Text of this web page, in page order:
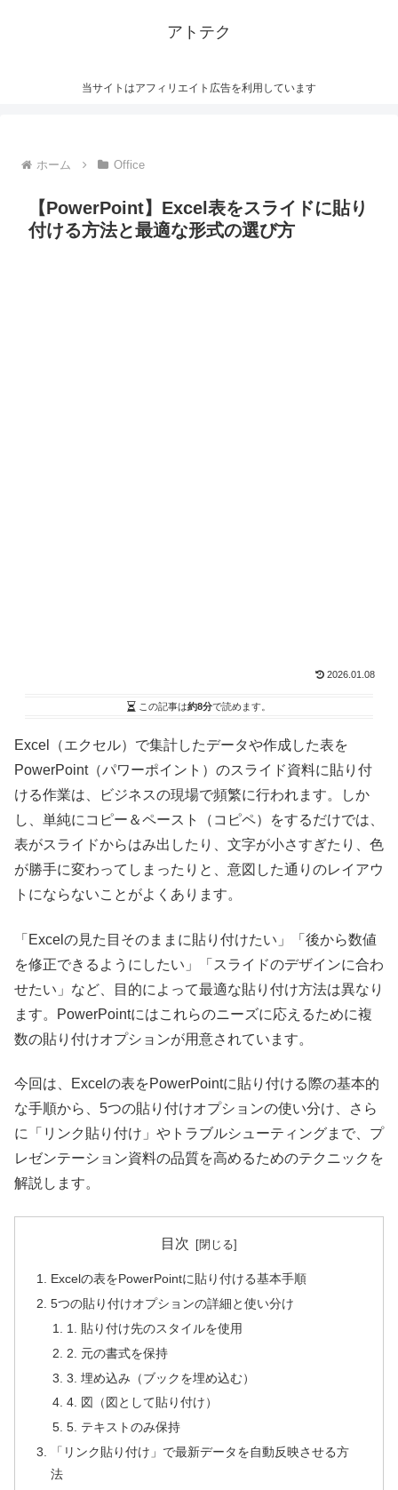
アトテク
当サイトはアフィリエイト広告を利用しています
ホーム Office
【PowerPoint】Excel表をスライドに貼り
付ける方法と最適な形式の選び方
2026.01.08
この記事は約8分で読めます。
Excel（エクセル）で集計したデータや作成した表を
PowerPoint（パワーポイント）のスライド資料に貼り付
ける作業は、ビジネスの現場で頻繁に行われます。しか
し、単純にコピー＆ペースト（コピペ）をするだけでは、
表がスライドからはみ出したり、文字が小さすぎたり、色
が勝手に変わってしまったりと、意図した通りのレイアウ
トにならないことがよくあります。
「Excelの見た目そのままに貼り付けたい」「後から数値
を修正できるようにしたい」「スライドのデザインに合わ
せたい」など、目的によって最適な貼り付け方法は異なり
ます。PowerPointにはこれらのニーズに応えるために複
数の貼り付けオプションが用意されています。
今回は、Excelの表をPowerPointに貼り付ける際の基本的
な手順から、5つの貼り付けオプションの使い分け、さら
に「リンク貼り付け」やトラブルシューティングまで、プ
レゼンテーション資料の品質を高めるためのテクニックを
解説します。
目次
Excelの表をPowerPointに貼り付ける基本手順
5つの貼り付けオプションの詳細と使い分け
1. 貼り付け先のスタイルを使用
2. 元の書式を保持
3. 埋め込み（ブックを埋め込む）
4. 図（図として貼り付け）
5. テキストのみ保持
「リンク貼り付け」で最新データを自動反映させる方
法